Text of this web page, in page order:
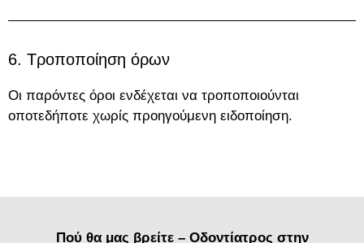
6. Τροποποίηση όρων
Οι παρόντες όροι ενδέχεται να τροποποιούνται
οποτεδήποτε χωρίς προηγούμενη ειδοποίηση.
Πού θα μας βρείτε – Οδοντίατρος στην